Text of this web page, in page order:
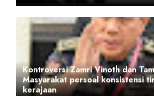
Kontroversi Zamri Vinoth dan
Masyarakat persoal konsistensi
kerajaan